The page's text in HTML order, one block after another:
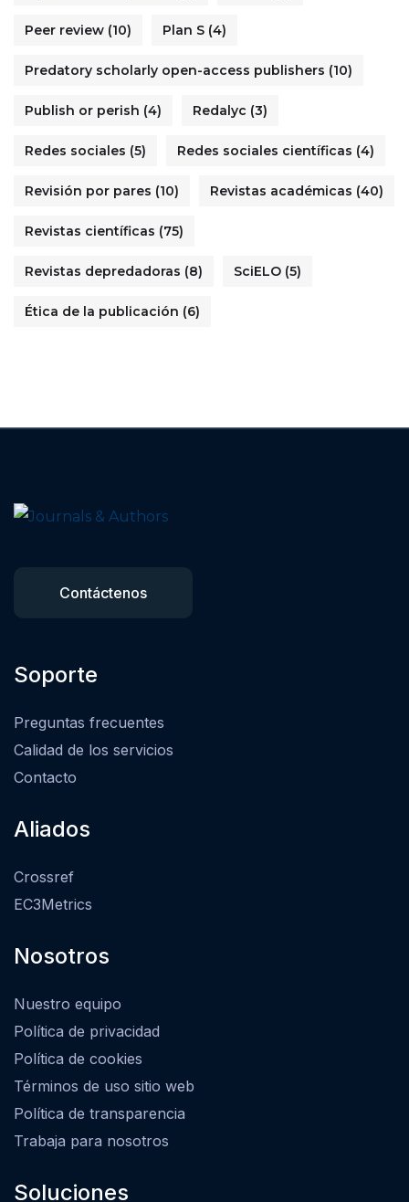
Peer review (10) Plan S (4)
Predatory scholarly open-access publishers (10)
Publish or perish (4) Redalyc (3)
Redes sociales (5) Redes sociales científicas (4)
Revisión por pares (10) Revistas académicas (40)
Revistas científicas (75)
Revistas depredadoras (8) SciELO (5)
Ética de la publicación (6)
Contáctenos
Soporte
Preguntas frecuentes
Calidad de los servicios
Contacto
Aliados
Crossref
EC3Metrics
Nosotros
Nuestro equipo
Política de privacidad
Política de cookies
Términos de uso sitio web
Política de transparencia
Trabaja para nosotros
Soluciones